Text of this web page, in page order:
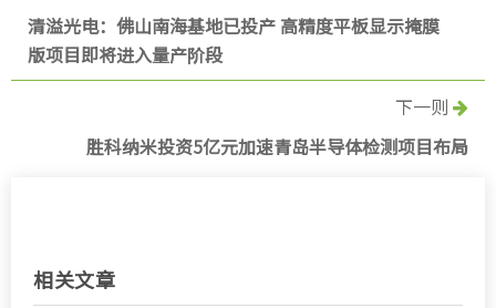
清溢光电：佛山南海基地已投产 高精度平板显示掩膜
版项目即将进入量产阶段
下一则
胜科纳米投资5亿元加速青岛半导体检测项目布局
相关文章